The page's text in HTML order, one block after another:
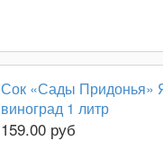
Сок «Сады Придонья»
виноград 1 литр
159.00 руб